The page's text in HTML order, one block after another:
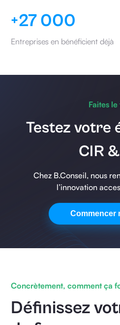
+27 000
Entreprises en bénéficient déjà
Faites le
Testez votre
CIR
Chez B.Conseil, nous
l’innovation
Commencer
Concrètement, comment ça
Définissez